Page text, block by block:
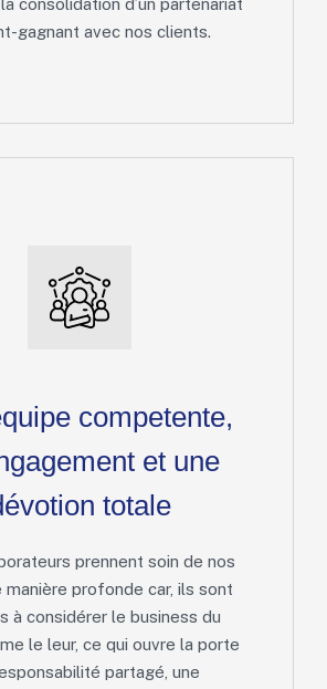
consolidation d’un partenariat
gagnant avec nos clients.
competente,
et une
totale
prennent soin de nos
manière profonde car, ils sont
à considérer le business du
le leur, ce qui ouvre la porte
partagé, une